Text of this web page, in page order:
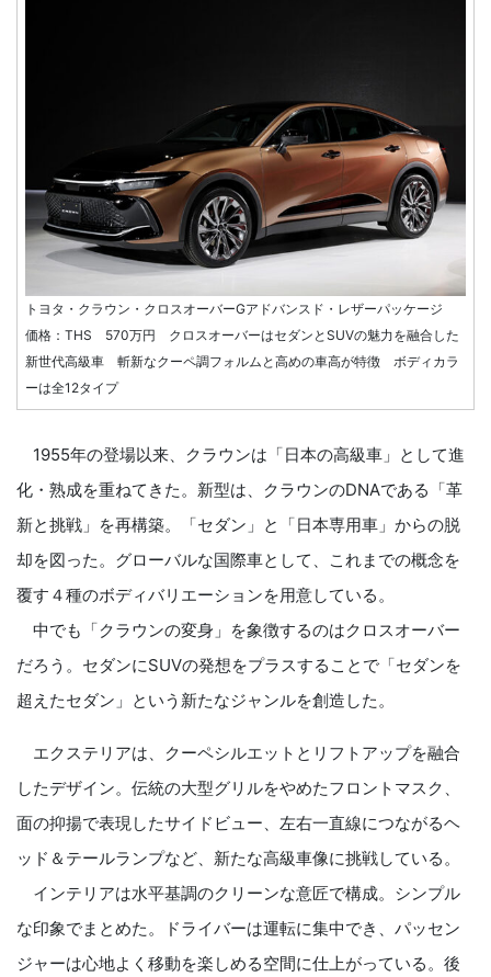
トヨタ・クラウン・クロスオーバーGアドバンスド・レザーパッケージ
価格：THS 570万円 クロスオーバーはセダンとSUVの魅力を融合した
新世代高級車 斬新なクーペ調フォルムと高めの車高が特徴 ボディカラ
ーは全12タイプ
1955年の登場以来、クラウンは「日本の高級車」として進
化・熟成を重ねてきた。新型は、クラウンのDNAである「革
新と挑戦」を再構築。「セダン」と「日本専用車」からの脱
却を図った。グローバルな国際車として、これまでの概念を
覆す４種のボディバリエーションを用意している。
中でも「クラウンの変身」を象徴するのはクロスオーバー
だろう。セダンにSUVの発想をプラスすることで「セダンを
超えたセダン」という新たなジャンルを創造した。
エクステリアは、クーペシルエットとリフトアップを融合
したデザイン。伝統の大型グリルをやめたフロントマスク、
面の抑揚で表現したサイドビュー、左右一直線につながるヘ
ッド＆テールランプなど、新たな高級車像に挑戦している。
インテリアは水平基調のクリーンな意匠で構成。シンプル
な印象でまとめた。ドライバーは運転に集中でき、パッセン
ジャーは心地よく移動を楽しめる空間に仕上がっている。後